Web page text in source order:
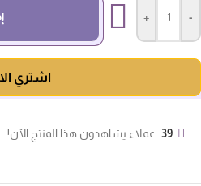
-
+
اشتري
39 عملاء يشاهدون هذا المنتج الآن!